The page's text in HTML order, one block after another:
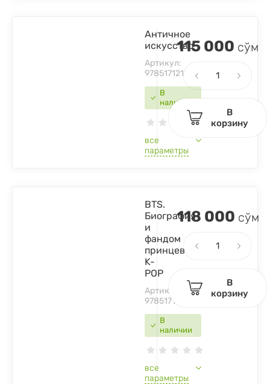
В
наличии
Античное
искусство
Артикул:
9785171213688
все
параметры
115 000 сўм
В
корзину
В
наличии
BTS.
Биография
и
фандом
принцев
K-
POP
Артикул:
9785171223151
все
параметры
118 000 сўм
В
корзину